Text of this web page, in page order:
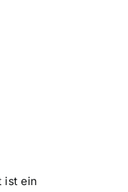
ist ein